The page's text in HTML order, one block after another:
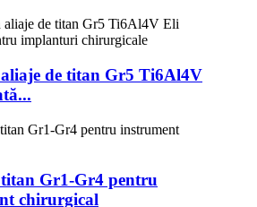
aliaje de titan Gr5 Ti6Al4V
titan Gr1-Gr4 pentru
chirurgical